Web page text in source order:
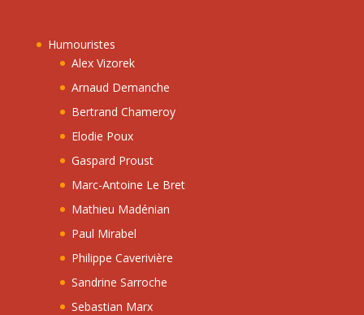
Humouristes
Alex Vizorek
Arnaud Demanche
Bertrand Chameroy
Elodie Poux
Gaspard Proust
Marc-Antoine Le Bret
Mathieu Madénian
Paul Mirabel
Philippe Caverivière
Sandrine Sarroche
Sebastian Marx